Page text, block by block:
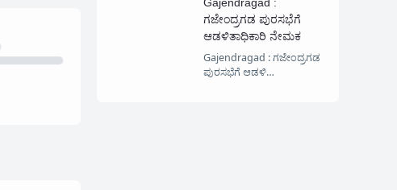
Gajendragad :
ಗಜೇಂದ್ರಗಡ ಪುರಸಭೆಗೆ
ಆಡಳಿತಾಧಿಕಾರಿ ನೇಮಕ
Gajendragad : ಗಜೇಂದ್ರಗಡ
ಪುರಸಭೆಗೆ ಆಡಳಿ…